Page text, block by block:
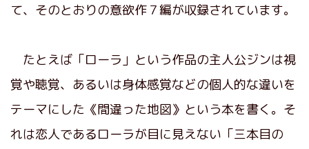
て、そのとおりの意欲作７編が収録されています。
たとえば「ローラ」という作品の主人公ジンは視
覚や聴覚、あるいは身体感覚などの個人的な違いを
テーマにした《間違った地図》という本を書く。そ
れは恋人であるローラが目に見えない「三本目の